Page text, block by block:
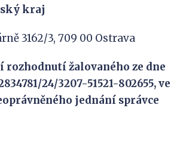
kraj
3162/3, 709 00 Ostrava
rozhodnutí žalovaného ze dne
24/3207-51521-802655, ve
jednání správce